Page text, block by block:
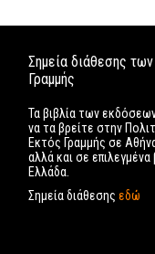
Σημεία διάθεσης
Γραμμής
Τα βιβλία των
να τα βρείτε στην
Εκτός Γραμμής σε
αλλά και σε
Ελλάδα.
Σημεία διάθεσης εδώ